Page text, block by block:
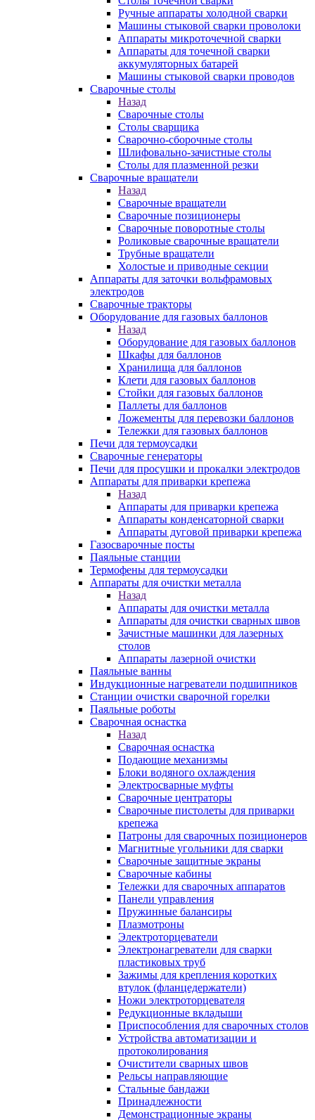
Ручные аппараты холодной сварки
Машины стыковой сварки проволоки
Аппараты микроточечной сварки
Аппараты для точечной сварки
аккумуляторных батарей
Машины стыковой сварки проводов
Сварочные столы
Назад
Сварочные столы
Столы сварщика
Сварочно-сборочные столы
Шлифовально-зачистные столы
Столы для плазменной резки
Сварочные вращатели
Назад
Сварочные вращатели
Сварочные позиционеры
Сварочные поворотные столы
Роликовые сварочные вращатели
Трубные вращатели
Холостые и приводные секции
Аппараты для заточки вольфрамовых
электродов
Сварочные тракторы
Оборудование для газовых баллонов
Назад
Оборудование для газовых баллонов
Шкафы для баллонов
Хранилища для баллонов
Клети для газовых баллонов
Стойки для газовых баллонов
Паллеты для баллонов
Ложементы для перевозки баллонов
Тележки для газовых баллонов
Печи для термоусадки
Сварочные генераторы
Печи для просушки и прокалки электродов
Аппараты для приварки крепежа
Назад
Аппараты для приварки крепежа
Аппараты конденсаторной сварки
Аппараты дуговой приварки крепежа
Газосварочные посты
Паяльные станции
Термофены для термоусадки
Аппараты для очистки металла
Назад
Аппараты для очистки металла
Аппараты для очистки сварных швов
Зачистные машинки для лазерных
столов
Аппараты лазерной очистки
Паяльные ванны
Индукционные нагреватели подшипников
Станции очистки сварочной горелки
Паяльные роботы
Сварочная оснастка
Назад
Сварочная оснастка
Подающие механизмы
Блоки водяного охлаждения
Электросварные муфты
Сварочные центраторы
Сварочные пистолеты для приварки
крепежа
Патроны для сварочных позиционеров
Магнитные угольники для сварки
Сварочные защитные экраны
Сварочные кабины
Тележки для сварочных аппаратов
Панели управления
Пружинные балансиры
Плазмотроны
Электроторцеватели
Электронагреватели для сварки
пластиковых труб
Зажимы для крепления коротких
втулок (фланцедержатели)
Ножи электроторцевателя
Редукционные вкладыши
Приспособления для сварочных столов
Устройства автоматизации и
протоколирования
Очистители сварных швов
Рельсы направляющие
Стальные бандажи
Принадлежности
Демонстрационные экраны